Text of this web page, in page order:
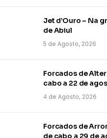
Jet d’Ouro – Na
de Abiul
5 de Agosto, 2026
Forcados de
cabo a 22 de
4 de Agosto, 2026
Forcados de
de cabo a 29 de